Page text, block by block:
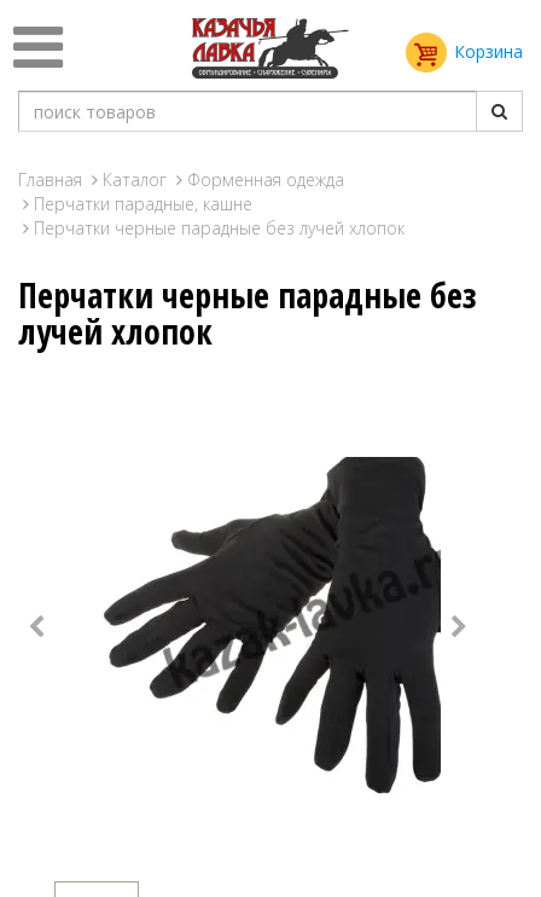
Корзина
Главная Каталог
Форменная одежда
Перчатки парадные, кашне
Перчатки черные парадные без лучей хлопок
Перчатки черные парадные без
лучей хлопок